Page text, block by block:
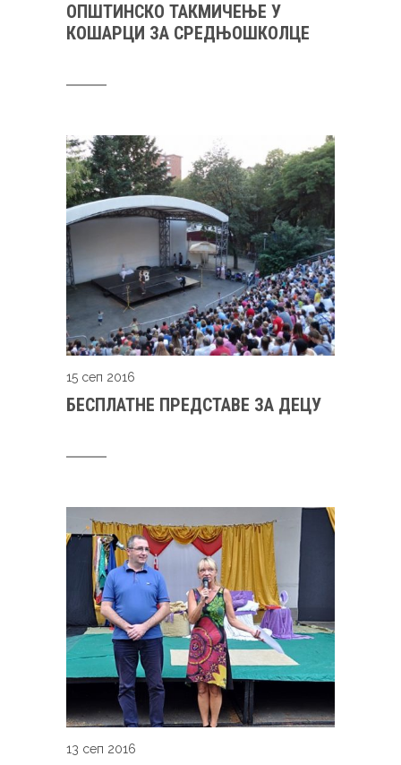
ОПШТИНСКО ТАКМИЧЕЊЕ У
КОШАРЦИ ЗА СРЕДЊОШКОЛЦЕ
15 сеп 2016
БЕСПЛАТНЕ ПРЕДСТАВЕ ЗА ДЕЦУ
13 сеп 2016